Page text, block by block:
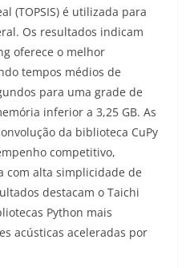
(TOPSIS) é utilizada para
Os resultados indicam
oferece o melhor
tempos médios de
para uma grade de
inferior a 3,25 GB. As
da biblioteca CuPy
competitivo,
com alta simplicidade de
destacam o Taichi
Python mais
acústicas aceleradas por